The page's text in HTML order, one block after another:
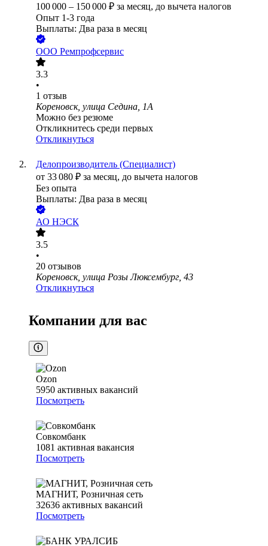
100 000 – 150 000 ₽ за месяц, до вычета налогов
Опыт 1-3 года
Выплаты: Два раза в месяц
ООО Ремпрофсервис
3.3
•
1 отзыв
Кореновск, улица Седина, 1А
Можно без резюме
Откликнитесь среди первых
Откликнуться
Делопроизводитель (Специалист)
от 33 080 ₽ за месяц, до вычета налогов
Без опыта
Выплаты: Два раза в месяц
АО НЭСК
3.5
•
20 отзывов
Кореновск, улица Розы Люксембург, 43
Откликнуться
Компании для вас
Ozon
5950 активных вакансий
Посмотреть
Совкомбанк
1081 активная вакансия
Посмотреть
МАГНИТ, Розничная сеть
32636 активных вакансий
Посмотреть